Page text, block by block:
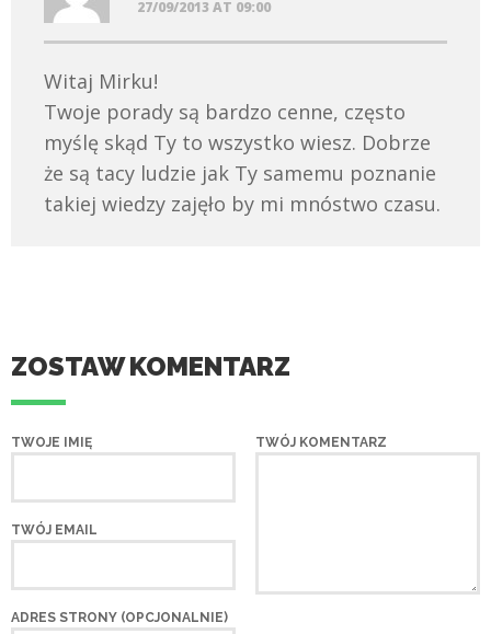
27/09/2013 AT 09:00
Witaj Mirku!
Twoje porady są bardzo cenne, często
myślę skąd Ty to wszystko wiesz. Dobrze
że są tacy ludzie jak Ty samemu poznanie
takiej wiedzy zajęło by mi mnóstwo czasu.
ZOSTAW KOMENTARZ
TWÓJ KOMENTARZ
TWOJE IMIĘ
TWÓJ EMAIL
ADRES STRONY (OPCJONALNIE)